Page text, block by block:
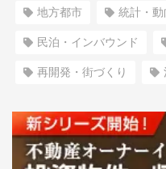
地方都市 統計・
民泊・インバウンド
再開発・街づくり